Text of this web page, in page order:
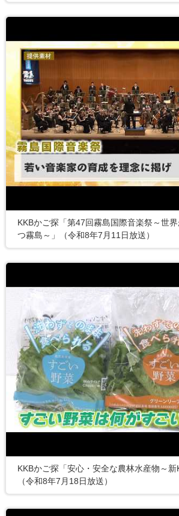
KKBかご探「第47回霧島国際音楽祭～世
つ霧島～」（令和8年7月11日放送）
KKBかご探「安心・安全な農林水産物～新
（令和8年7月18日放送）